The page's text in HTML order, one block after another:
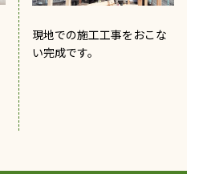
現地での施工工事をおこな
い完成です。